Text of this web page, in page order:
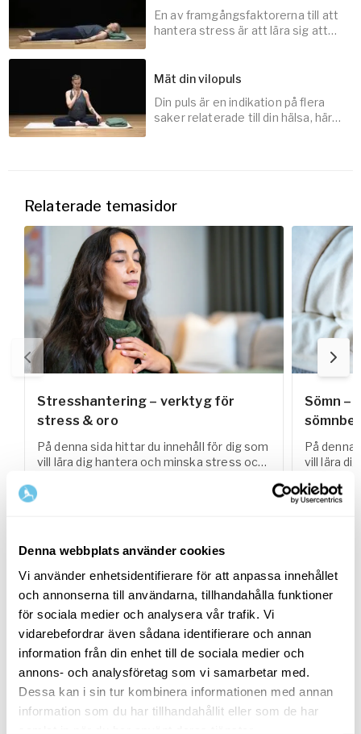
Denna webbplats använder cookies
Vi använder enhetsidentifierare för att anpassa innehållet
och annonserna till användarna, tillhandahålla funktioner
för sociala medier och analysera vår trafik. Vi
vidarebefordrar även sådana identifierare och annan
information från din enhet till de sociala medier och
annons- och analysföretag som vi samarbetar med.
Dessa kan i sin tur kombinera informationen med annan
information som du har tillhandahållit eller som de har
45min
10min
En av framgångsfaktorerna till att
hantera stress är att lära sig att
10
Mät din vilopuls
Din puls är en indikation på flera
saker relaterade till din hälsa, här
Relaterade temasidor
Stresshantering – verktyg för
stress & oro
På denna sida hittar du innehåll för dig som
vill lära dig hantera och minska stress och
Sömn –
På denna
vill lära
Relaterade LIVE-sessioner
09 augusti
Söndag 17:00-18:00 GMT+0
VECKOKLASS
15